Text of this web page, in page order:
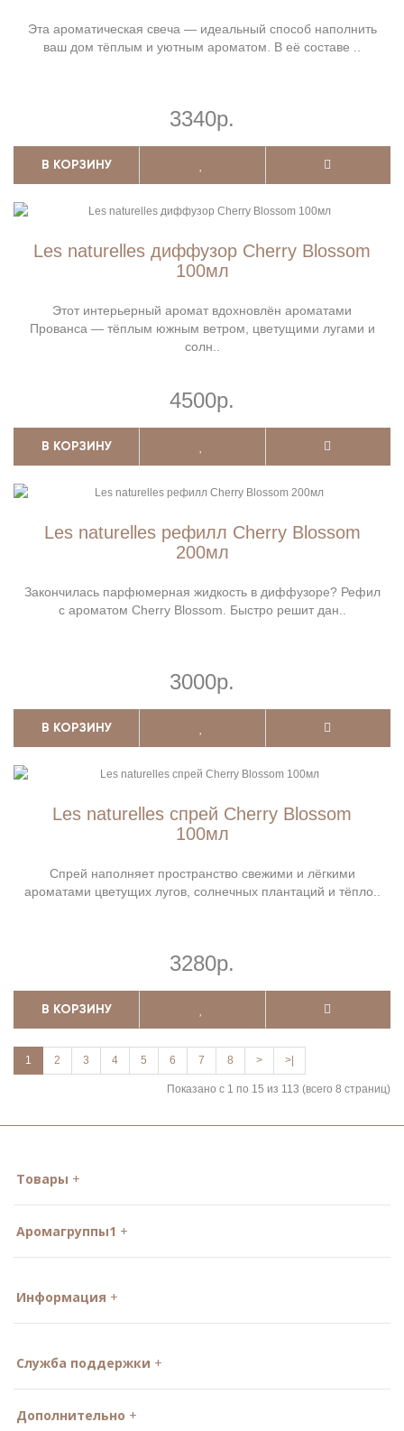
Эта ароматическая свеча — идеальный способ наполнить
ваш дом тёплым и уютным ароматом. В её составе ..
3340р.
В КОРЗИНУ
Les naturelles диффузор Cherry Blossom
100мл
Этот интерьерный аромат вдохновлён ароматами
Прованса — тёплым южным ветром, цветущими лугами и
солн..
4500р.
В КОРЗИНУ
Les naturelles рефилл Cherry Blossom
200мл
Закончилась парфюмерная жидкость в диффузоре? Рефил
с ароматом Cherry Blossom. Быстро решит дан..
3000р.
В КОРЗИНУ
Les naturelles спрей Cherry Blossom
100мл
Спрей наполняет пространство свежими и лёгкими
ароматами цветущих лугов, солнечных плантаций и тёпло..
3280р.
В КОРЗИНУ
1 2 3 4 5 6 7 8 > >|
Показано с 1 по 15 из 113 (всего 8 страниц)
Товары
Аромагруппы1
Информация
Служба поддержки
Дополнительно